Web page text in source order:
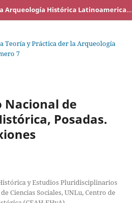
Teoría y Práctica de la Arqueología Histórica Latinoamericana
Teoría y Práctica der la Arqueología
7
Nacional de
Posadas.
y Estudios Pluridisciplinarios
Ciencias Sociales, UNLu, Centro de